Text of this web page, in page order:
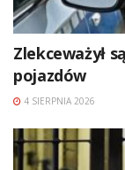
Zlekceważył
pojazdów
4 SIERPNIA 2026